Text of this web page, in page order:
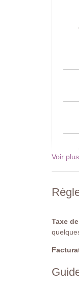
Il
La
Voir plus
Taxe